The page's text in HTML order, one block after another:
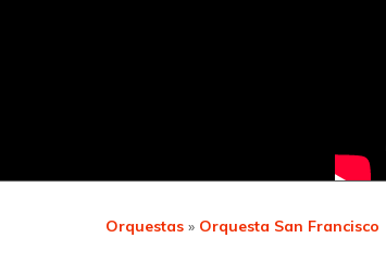
Orquestas » Orquesta San Francisco